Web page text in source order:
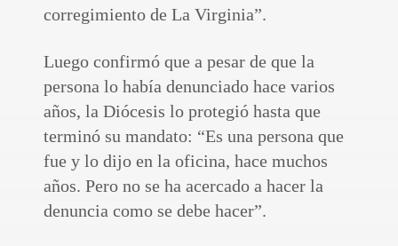
corregimiento de La Virginia”.
Luego confirmó que a pesar de que la
persona lo había denunciado hace varios
años, la Diócesis lo protegió hasta que
terminó su mandato: “Es una persona que
fue y lo dijo en la oficina, hace muchos
años. Pero no se ha acercado a hacer la
denuncia como se debe hacer”.